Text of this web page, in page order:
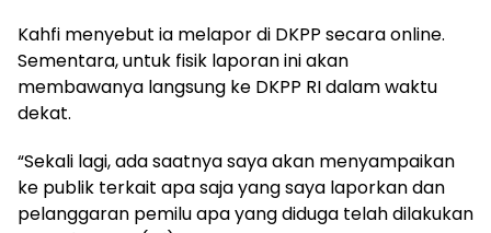
Kahfi menyebut ia melapor di DKPP secara online.
Sementara, untuk fisik laporan ini akan
membawanya langsung ke DKPP RI dalam waktu
dekat.
“Sekali lagi, ada saatnya saya akan menyampaikan
ke publik terkait apa saja yang saya laporkan dan
pelanggaran pemilu apa yang diduga telah dilakukan